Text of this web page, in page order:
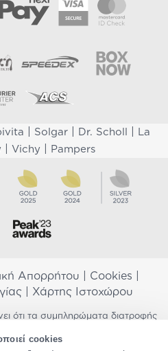
cookies
Solgar| Dr. Scholl
La
Vichy Pampers
Απορρήτου Cookies
| Χάρτης Ιστοχώρου
ότι τα συμπληρώματα διατροφής
αγωγή ή θεραπεία ανθρώπινης